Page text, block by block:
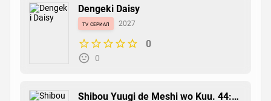
Dengeki Daisy
tv сериал 2027
0
0
Shibou Yuugi de Meshi wo Kuu. 44: